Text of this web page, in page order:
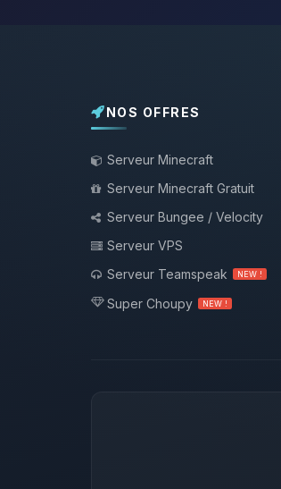
NOS OFFRES
Serveur Minecraft
Serveur Minecraft Gratuit
Serveur Bungee / Velocity
Serveur VPS
Serveur Teamspeak
NEW !
Super Choupy NEW !